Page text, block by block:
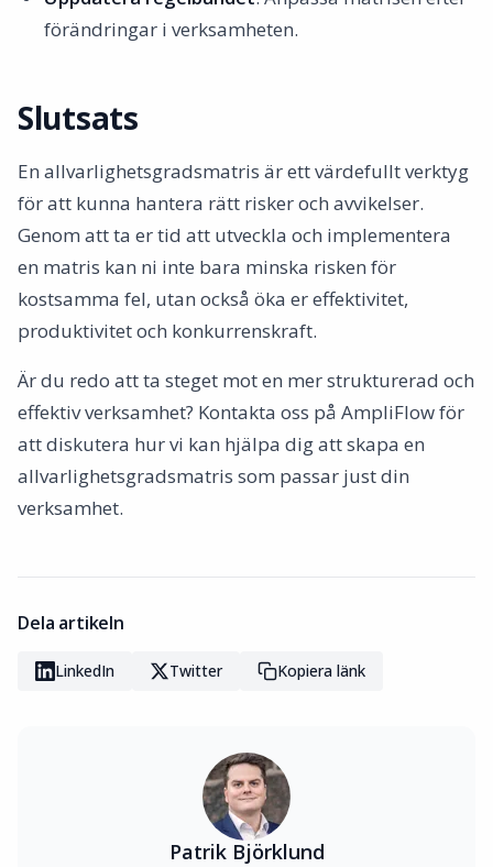
förändringar i verksamheten.
Slutsats
En allvarlighetsgradsmatris är ett värdefullt verktyg
för att kunna hantera rätt risker och avvikelser.
Genom att ta er tid att utveckla och implementera
en matris kan ni inte bara minska risken för
kostsamma fel, utan också öka er effektivitet,
produktivitet och konkurrenskraft.
Är du redo att ta steget mot en mer strukturerad och
effektiv verksamhet? Kontakta oss på AmpliFlow för
att diskutera hur vi kan hjälpa dig att skapa en
allvarlighetsgradsmatris som passar just din
verksamhet.
Dela artikeln
LinkedIn Twitter Kopiera länk
Patrik Björklund